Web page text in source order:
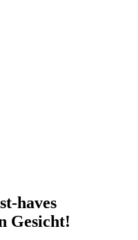
haves
Gesicht!